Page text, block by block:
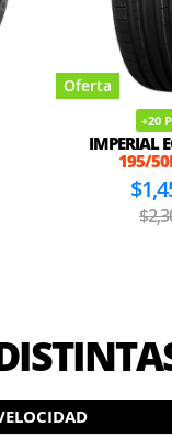
Oferta
+20
IMPERIAL
195/